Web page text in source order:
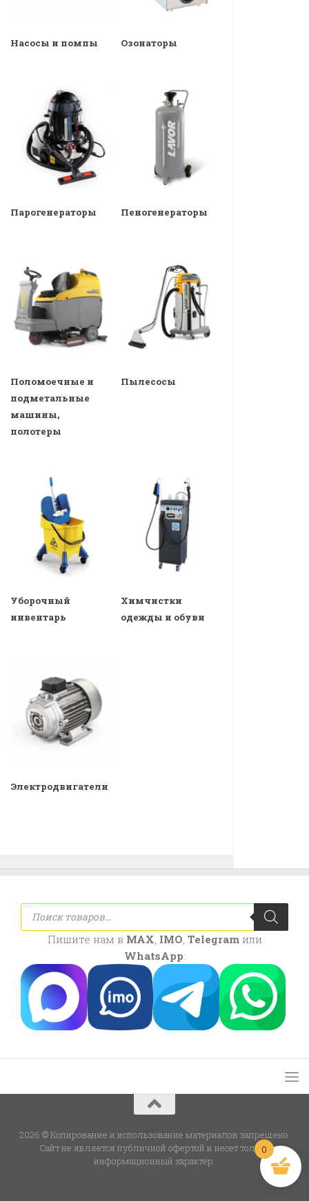
Насосы и помпы Озонаторы
Парогенераторы Пеногенераторы
Поломоечные и
подметальные
машины,
полотеры
Пылесосы
Уборочный
инвентарь
Химчистки
одежды и обуви
Электродвигатели
Поиск
товаров
Пишите нам в MAX IMO Telegramили
WhatsApp:
2026 © Копирование и использование материалов запрещено.
Сайт не является публичной офертой и несет только
информационный характер.
0